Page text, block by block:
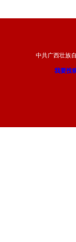
中共广西壮族
我要投